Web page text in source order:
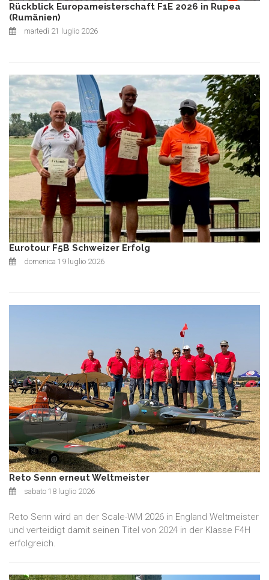
Rückblick Europameisterschaft F1E 2026 in Rupea
(Rumänien)
martedì 21 luglio 2026
Eurotour F5B Schweizer Erfolg
domenica 19 luglio 2026
Reto Senn erneut Weltmeister
sabato 18 luglio 2026
Reto Senn wird an der Scale-WM 2026 in England Weltmeister
und verteidigt damit seinen Titel von 2024 in der Klasse F4H
erfolgreich.